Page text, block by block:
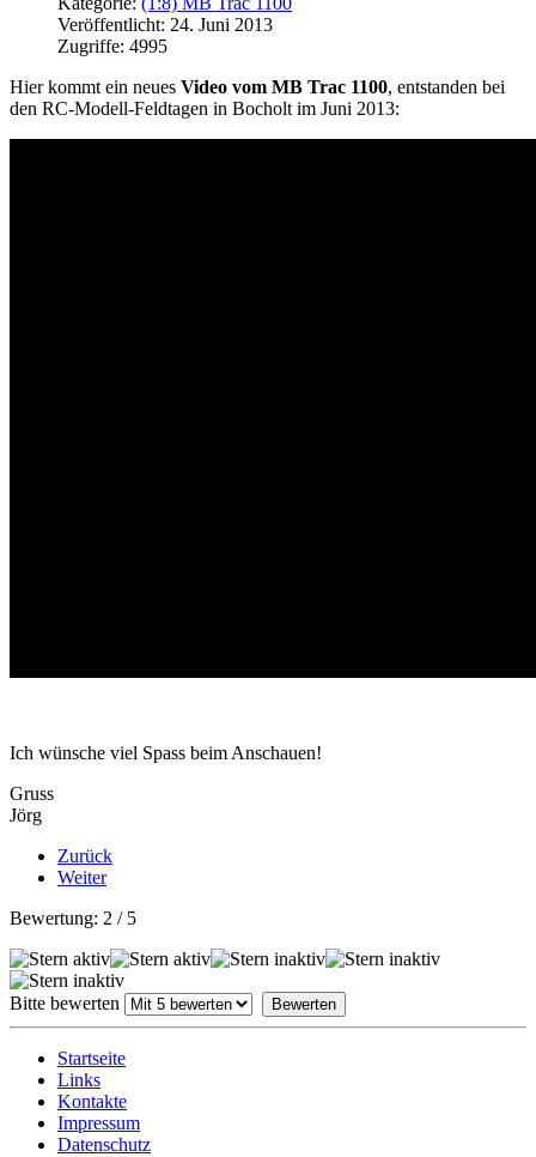
Veröffentlicht: 24. Juni 2013
Zugriffe: 4995
Hier kommt ein neues Video vom MB Trac 1100, entstanden bei
den RC-Modell-Feldtagen in Bocholt im Juni 2013:
Ich wünsche viel Spass beim Anschauen!
Gruss
Jörg
Zurück
Weiter
Bewertung: 2 / 5
Bitte bewerten
Startseite
Links
Kontakte
Impressum
Datenschutz